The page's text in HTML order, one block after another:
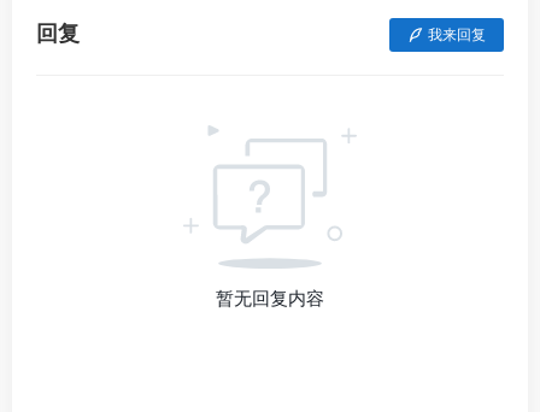
回复 我来回复
暂无回复内容